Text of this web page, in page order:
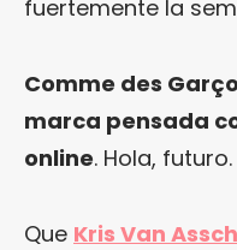
fuertemente la
Comme des
marca pensada
online. Hola,
Que Kris Van